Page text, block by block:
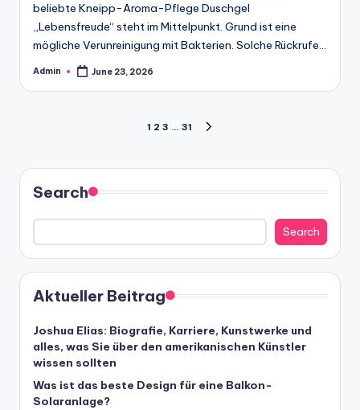
beliebte Kneipp-Aroma-Pflege Duschgel
„Lebensfreude“ steht im Mittelpunkt. Grund ist eine
mögliche Verunreinigung mit Bakterien. Solche Rückrufe…
Posted
Admin June 23, 2026
pagination
1 2 3 … 31
Search
Search
Aktueller Beitrag
Joshua Elias: Biografie, Karriere, Kunstwerke und
alles, was Sie über den amerikanischen Künstler
wissen sollten
Was ist das beste Design für eine Balkon-
Solaranlage?